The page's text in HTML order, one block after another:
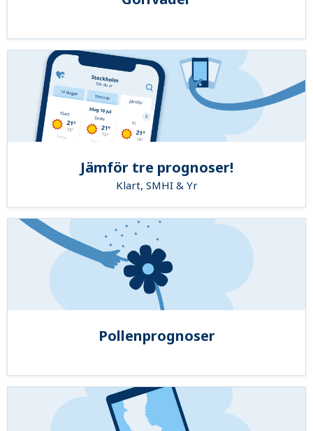
Jämför tre prognoser!
Klart, SMHI & Yr
Pollenprognoser